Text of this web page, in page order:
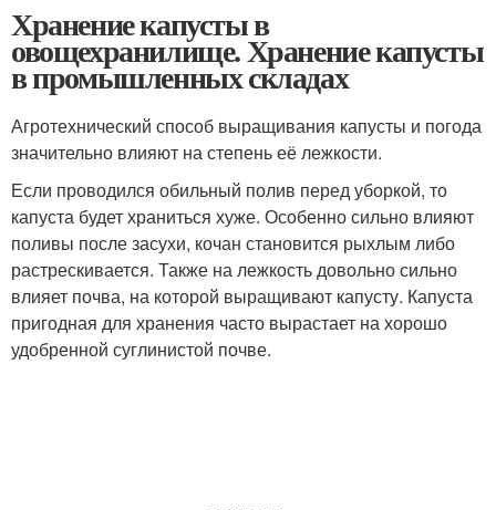
Хранение капусты в
овощехранилище. Хранение капусты
в промышленных складах
Агротехнический способ выращивания капусты и погода
значительно влияют на степень её лежкости.
Если проводился обильный полив перед уборкой, то
капуста будет храниться хуже. Особенно сильно влияют
поливы после засухи, кочан становится рыхлым либо
растрескивается. Также на лежкость довольно сильно
влияет почва, на которой выращивают капусту. Капуста
пригодная для хранения часто вырастает на хорошо
удобренной суглинистой почве.